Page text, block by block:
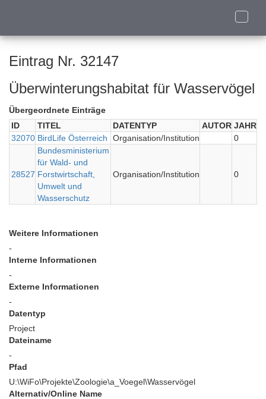
Toggle
Eintrag Nr. 32147
Überwinterungshabitat für Wasservögel
Übergeordnete Einträge
ID
TITEL DATENTYP AUTOR JAHR
32070 BirdLife Österreich Organisation/Institution 0
28527
Bundesministerium
für Wald- und
Forstwirtschaft,
Umwelt und
Wasserschutz
Organisation/Institution 0
Weitere Informationen
-
Interne Informationen
-
Externe Informationen
-
Datentyp
Project
Dateiname
-
Pfad
U:\WiFo\Projekte\Zoologie\a_Voegel\Wasservögel
Alternativ/Online Name